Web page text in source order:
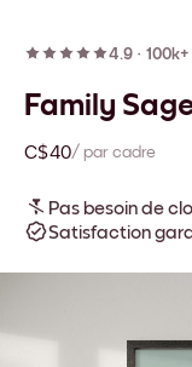
4.9 ·
Family
C$40/ par cadre
Pas besoin de
Satisfaction